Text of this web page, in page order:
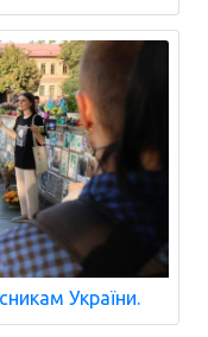
України.